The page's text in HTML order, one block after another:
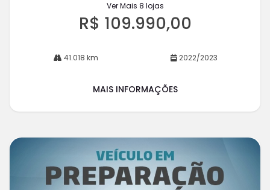
Ver Mais 8 lojas
R$ 109.990,00
41.018 km 2022/2023
MAIS INFORMAÇÕES